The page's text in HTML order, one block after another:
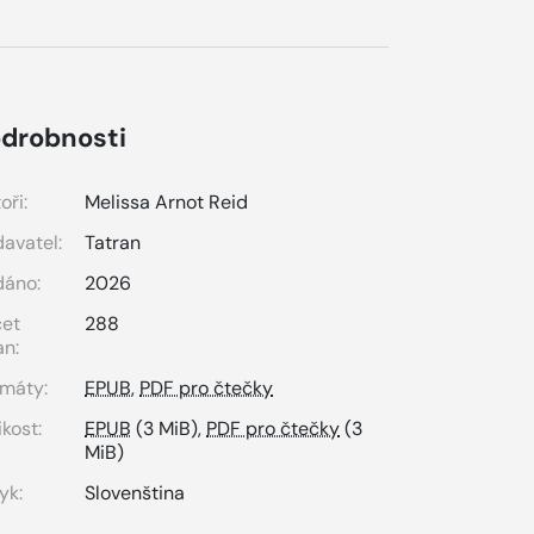
Melissa Arnot Reid
Tatran
2026
288
EPUB, PDF pro čtečky
EPUB (3 MiB), PDF pro čtečky(3
MiB)
Slovenština